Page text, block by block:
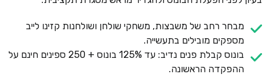
מבחר רחב של משבצות, משחקי שולחן ושולחנות קזינו לייב
מספקים מובילים בתעשייה.
בונוס קבלת פנים נדיב: עד 125% בונוס + 250 ספינים חינם על
ההפקדה הראשונה.